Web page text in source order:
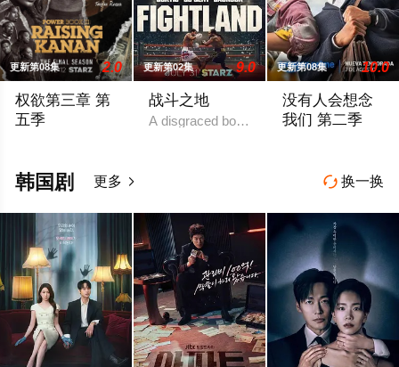
更新第08集 2.0
权欲第三章 第
五季
更新第02集 9.0
战斗之地
A disgraced boxing champion is released
更新第08集 10.0
没有人会想念
我们 第二季
 换一换
韩国剧 更多 